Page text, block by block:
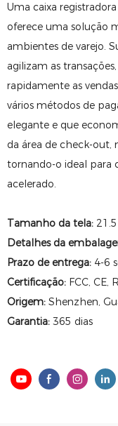
Uma caixa
oferece uma solução
ambientes de varejo.
agilizam as
rapidamente as
vários métodos de
elegante e que
da área de check-out,
tornando-o ideal para
acelerado.
Tamanho da tela:
Detalhes da
Prazo de entrega: 4-6
Certificação: FCC, CE,
Origem: Shenzhen,
Garantia: 365 dias